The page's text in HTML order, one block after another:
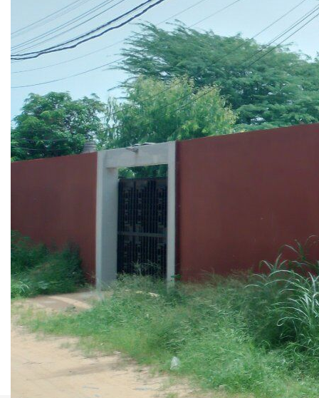
Réf : 12035369944
Actuellement à usage de bureaux, cet immeuble peut aussi
etre converti en une maison individuelle avec piscine !
Le permis de construire a également été accordé pour une
extension attenante et pour une 2ème construction.
Cet immeuble flambant neuf, construit en 2022, bien placé
et très accessible, est situé à seulement 150m de la route
Ngaparou-Saly, également proche de la mer et du centre
commercial Auchan / Saly Center.
Au RDC se trouve 1 pièce de 30m2, 1 toilettes et une
kitchénette. Une cage d'escalier mène à l'étage ou se
trouve également 1 pièce de 30m2 et 1 toilettes.
Commodités : l'alimentation au solaire inclue même les
clims, système déalarme, forage de 25m de profondeur.
Parkings : carport intérieur pour 2 voitures + 2 places de
parkings intérieur et plusieurs places de parkings à
l'extérieur.
Surface habitable : 70m2
Surface terrain : 373m2
Nos honoraires Nous contacter